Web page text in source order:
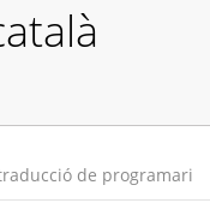
de programari